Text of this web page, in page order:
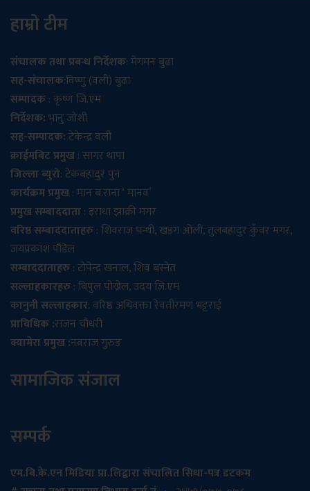
हाम्रो टीम
संचालक तथा प्रबन्ध निर्देशक: मेगमन बुढा
सह-संचालक:विष्णु (वली) बुढा
सम्पादक: कृष्ण जि.एम
निर्देशक:भानु जोशी
सह-सम्पादक:टेकेन्द्र वली
क्राईमबिट प्रमुख: सागर थापा
जिल्ला ब्युरो: टेकबहादुर पुन
कार्यक्रम प्रमुख: मान ब.राना ‘ मानव’
प्रमुख सम्बाददाता: इराधा झाक्री मगर
वरिष्ठ सम्बाददाताहरु: शिवराज पन्थी, खडग ओली, तुलबहादुर कुँवर मगर,
जयप्रकाश पौडेल
सम्बाददाताहरु: टोपेन्द्र खनाल, शिव बस्नेत
सल्लाहकारहरु: बिपुल पोख्रेल, उदय जि.एम
कानुनी सल्लाहकार: वरिष्ठ अधिवक्ता रेवतीरमण भट्टराई
प्राविधिक :राजन चौधरी
क्यामेरा प्रमुख :नवराज गुरुङ
सामाजिक संजाल
सम्पर्क
एम.बि.के.एन मिडिया प्रा.लिद्वारा संचालित सिधा-पत्र डटकम